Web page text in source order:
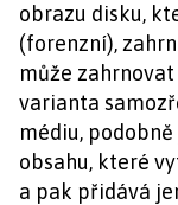
obrazu disku,
(forenzní),
může
varianta
médiu,
obsahu, které
a pak přidává